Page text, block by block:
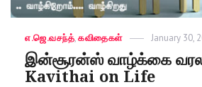
Categories
எ.ஜெ.வசந்த்,கவிதைகள்
Posted
January 30,
இன்சூரன்ஸ் வாழ்க்கை
Kavithai on Life